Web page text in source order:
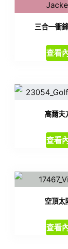
三合一衝
查看
高爾夫
查看
空頂太
查看